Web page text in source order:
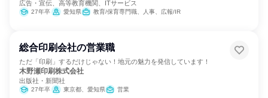
広告・宣伝、高等教育機関、ITサービス
27年卒 愛知県 教育/保育専門職、人事、広報/IR
総合印刷会社の営業職
ただ「印刷」するだけじゃない！地元の魅力を発信しています！
木野瀬印刷株式会社
出版社・新聞社
27年卒 東京都、愛知県 営業